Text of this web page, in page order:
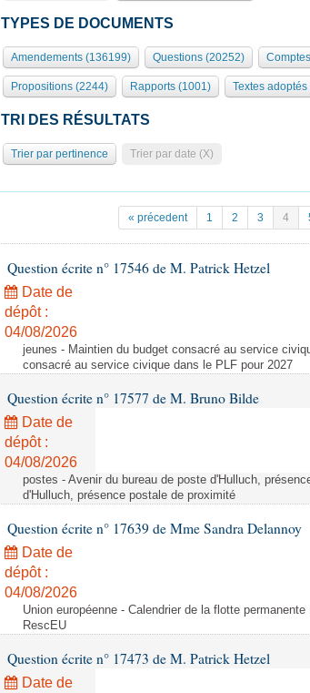
TYPES DE DOCUMENTS
Amendements (136199) Questions (20252)
Propositions (2244) Rapports (1001) Textes
TRI DES RÉSULTATS
Trier par pertinence Trier par date (X)
« précedent 1 2 3 4
Question écrite n° 17546 de M. Patrick Hetzel
Date de
dépôt :
04/08/2026
jeunes - Maintien du budget consacré au service
consacré au service civique dans le PLF pour 2027
Question écrite n° 17577 de M. Bruno Bilde
Date de
dépôt :
04/08/2026
postes - Avenir du bureau de poste d'Hulluch,
d'Hulluch, présence postale de proximité
Question écrite n° 17639 de Mme Sandra Delannoy
Date de
dépôt :
04/08/2026
Union européenne - Calendrier de la flotte
RescEU
Question écrite n° 17473 de M. Patrick Hetzel
Date de